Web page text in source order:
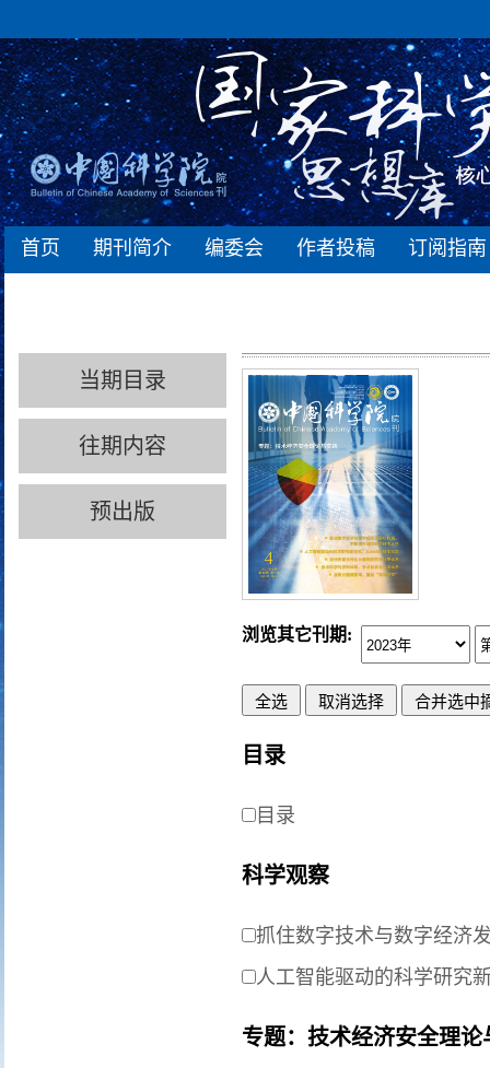
首页 期刊简介 编委会 作者投稿 订阅指南
当期目录
往期内容
预出版
浏览其它刊期:
目录
目录
科学观察
抓住数字技术与数字经济
人工智能驱动的科学研究
专题：技术经济安全理论